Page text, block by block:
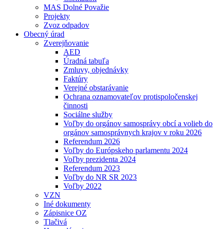
MAS Dolné Považie
Projekty
Zvoz odpadov
Obecný úrad
Zverejňovanie
AED
Úradná tabuľa
Zmluvy, objednávky
Faktúry
Verejné obstarávanie
Ochrana oznamovateľov protispoločenskej
činnosti
Sociálne služby
Voľby do orgánov samosprávy obcí a volieb do
orgánov samosprávnych krajov v roku 2026
Referendum 2026
Voľby do Európskeho parlamentu 2024
Voľby prezidenta 2024
Referendum 2023
Voľby do NR SR 2023
Voľby 2022
VZN
Iné dokumenty
Zápisnice OZ
Tlačivá